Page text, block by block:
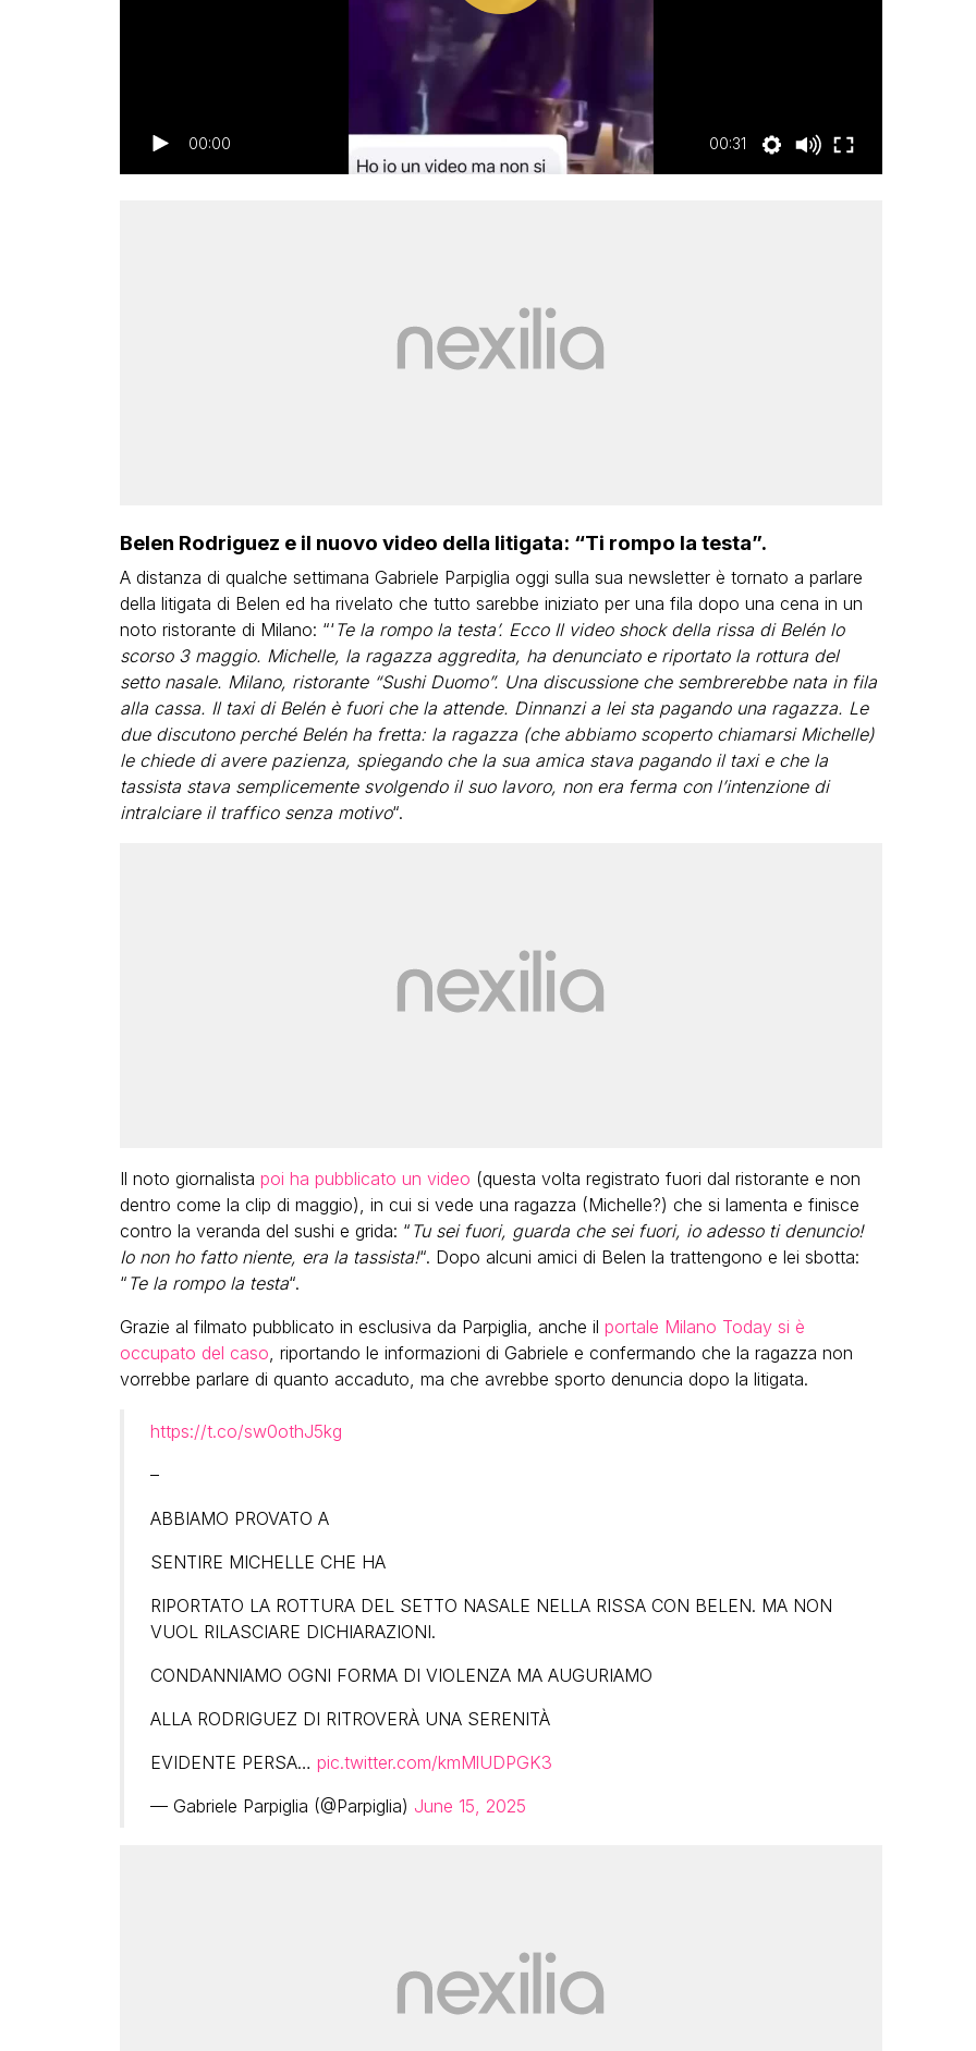
00:00 00:31
Belen Rodriguez e il nuovo video della litigata: “Ti rompo la testa”.
A distanza di qualche settimana Gabriele Parpiglia oggi sulla sua newsletter è tornato a parlare
della litigata di Belen ed ha rivelato che tutto sarebbe iniziato per una fila dopo una cena in un
noto ristorante di Milano: “‘Te la rompo la testa’. Ecco Il video shock della rissa di Belén lo
scorso 3 maggio. Michelle, la ragazza aggredita, ha denunciato e riportato la rottura del
setto nasale. Milano, ristorante “Sushi Duomo”. Una discussione che sembrerebbe nata in fila
alla cassa. Il taxi di Belén è fuori che la attende. Dinnanzi a lei sta pagando una ragazza. Le
due discutono perché Belén ha fretta: la ragazza (che abbiamo scoperto chiamarsi Michelle)
le chiede di avere pazienza, spiegando che la sua amica stava pagando il taxi e che la
tassista stava semplicemente svolgendo il suo lavoro, non era ferma con l’intenzione di
intralciare il traffico senza motivo“.
Il noto giornalista poi ha pubblicato un video (questa volta registrato fuori dal ristorante e non
dentro come la clip di maggio), in cui si vede una ragazza (Michelle?) che si lamenta e finisce
contro la veranda del sushi e grida: “ Tu sei fuori, guarda che sei fuori, io adesso ti denuncio!
Io non ho fatto niente, era la tassista!“. Dopo alcuni amici di Belen la trattengono e lei sbotta:
“ Te la rompo la testa“.
Grazie al filmato pubblicato in esclusiva da Parpiglia, anche il portale Milano Today si è
occupato del caso, riportando le informazioni di Gabriele e confermando che la ragazza non
vorrebbe parlare di quanto accaduto, ma che avrebbe sporto denuncia dopo la litigata.
https://t.co/sw0othJ5kg
–
ABBIAMO PROVATO A
SENTIRE MICHELLE CHE HA
RIPORTATO LA ROTTURA DEL SETTO NASALE NELLA RISSA CON BELEN. MA NON
VUOL RILASCIARE DICHIARAZIONI.
CONDANNIAMO OGNI FORMA DI VIOLENZA MA AUGURIAMO
ALLA RODRIGUEZ DI RITROVERÀ UNA SERENITÀ
EVIDENTE PERSA… pic.twitter.com/kmMlUDPGK3
— Gabriele Parpiglia (@Parpiglia) June 15, 2025